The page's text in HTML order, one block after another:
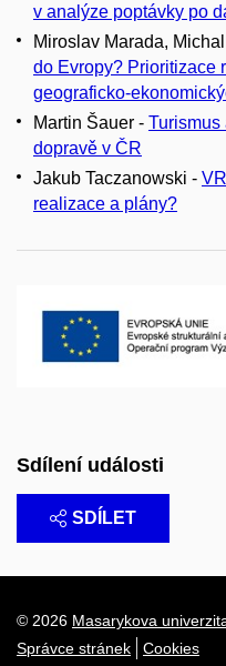
v analýze poptávky po
Miroslav Marada,
do Evropy? Prioritizace
geograficko-
Martin Šauer - Turismus
dopravě v ČR
Jakub Taczanowski -
realizace a plány?
Sdílení události
SDÍLET
© 2026 Masarykova
Správce stránek
Cookies